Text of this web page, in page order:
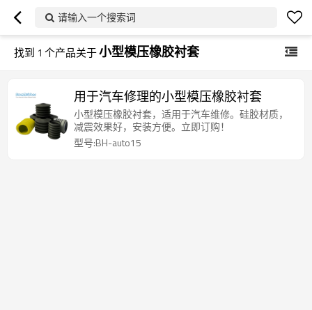
请输入一个搜索词
找到 1 个产品关于小型模压橡胶衬套
用于汽车修理的小型模压橡胶衬套
小型模压橡胶衬套，适用于汽车维修。硅胶材质，
减震效果好，安装方便。立即订购！
型号:BH-auto15